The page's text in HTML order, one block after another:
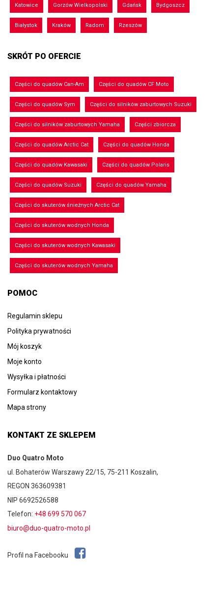
Katowice Gorzów Wielkopolski Gdańsk Bydgoszcz
Białystok Kraków Radom Rzeszów
SKRÓT PO OFERCIE
Części do quadów Can-Am Części do quadów CF Moto
Części do quadów Sym Części do silników zaburtowych Suzuki
Części do silników zaburtowych Yamaha Części zbiorcza
Części do quadów Arctic Cat Części do quadów Honda
Części do quadów Kawasaki Części do quadów Polaris
Części do quadów Suzuki Części do quadów Yamaha
Części do skuterów śnieżnych Arctic Cat
Części do skuterów wodnych Honda
Części do skuterów wodnych Kawasaki
Części do skuterów wodnych Yamaha
POMOC
Regulamin sklepu
Polityka prywatności
Mój koszyk
Moje konto
Wysyłka i płatności
Formularz kontaktowy
Mapa strony
KONTAKT ZE SKLEPEM
Duo Quatro Moto
ul. Bohaterów Warszawy 22/15, 75-211 Koszalin,
REGON 363609381
NIP 6692526588
Telefon: +48 699 570 067
biuro@duo-quatro-moto.pl
Profil na Facebooku